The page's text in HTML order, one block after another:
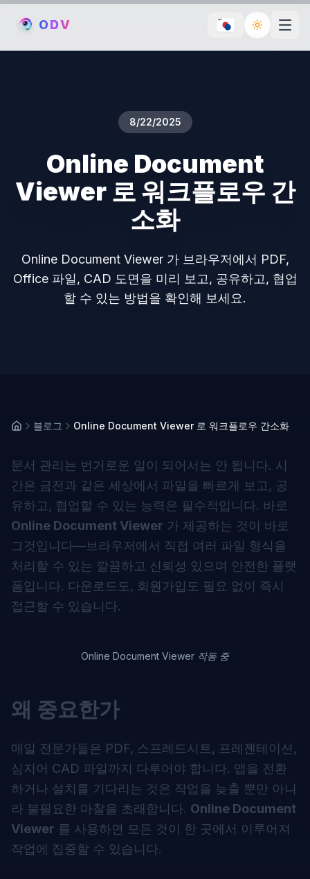
ODV Toggle
8/22/2025
Online Document
Viewer 로 워크플로우 간
소화
Online Document Viewer 가 브라우저에서 PDF,
Office 파일, CAD 도면을 미리 보고, 공유하고, 협업
할 수 있는 방법을 확인해 보세요.
블로그 Online Document Viewer 로 워크플로우 간소화
문서 관리는 번거로운 일이 되어서는 안 됩니다. 시
간은 금전과 같은 세상에서 파일을 빠르게 보고, 공
유하고, 협업할 수 있는 능력은 필수적입니다. 바로
Online Document Viewer 가 제공하는 것이 바로
그것입니다—브라우저에서 직접 여러 파일 형식을
처리할 수 있는 깔끔하고 신뢰성 있으며 안전한 플랫
폼입니다. 다운로드도, 회원가입도 필요 없이 즉시
접근할 수 있습니다.
Online Document Viewer 작동 중
왜 중요한가
매일 전문가들은 PDF, 스프레드시트, 프레젠테이션,
심지어 CAD 파일까지 다루어야 합니다. 앱을 전환
하거나 설치를 기다리는 것은 작업을 늦출 뿐만 아니
라 불필요한 마찰을 초래합니다. Online Document
Viewer 를 사용하면 모든 것이 한 곳에서 이루어져
작업에 집중할 수 있습니다.